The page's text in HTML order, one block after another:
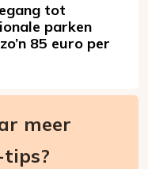
tot
parken
85 euro per
meer